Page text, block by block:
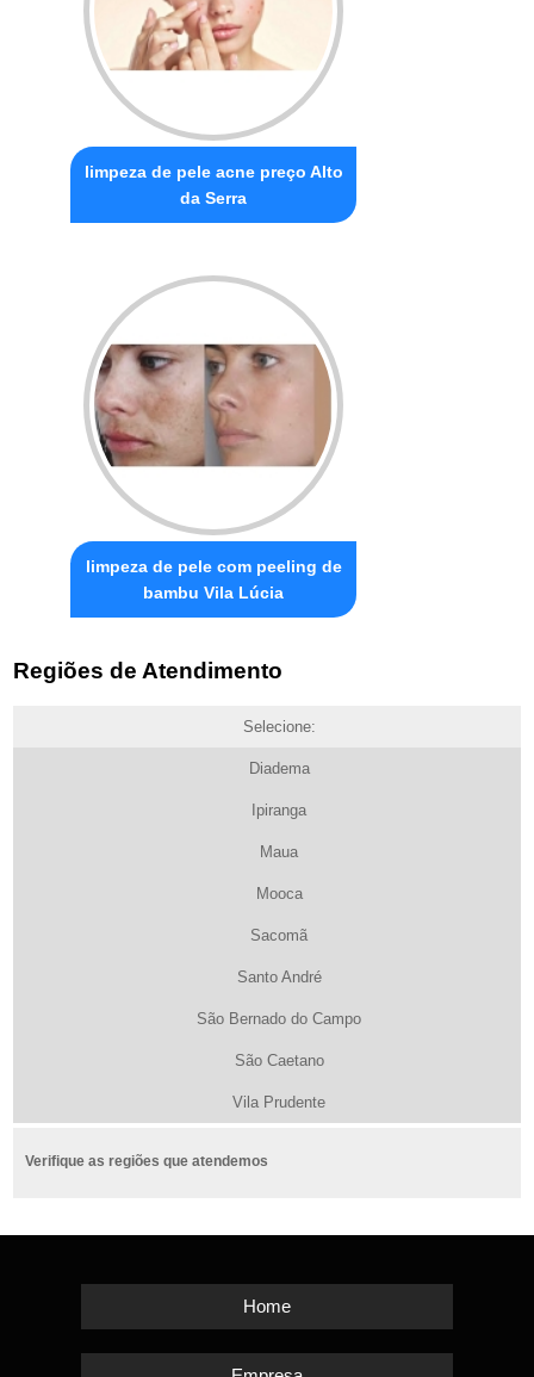
limpeza de pele acne preço Alto
da Serra
limpeza de pele com peeling de
bambu Vila Lúcia
Regiões de Atendimento
Selecione:
Diadema
Ipiranga
Maua
Mooca
Sacomã
Santo André
São Bernado do Campo
São Caetano
Vila Prudente
Verifique as regiões que atendemos
Home